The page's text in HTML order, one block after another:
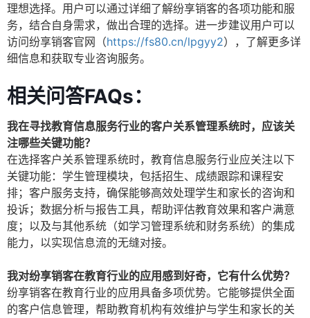
理想选择。用户可以通过详细了解纷享销客的各项功能和服
务，结合自身需求，做出合理的选择。进一步建议用户可以
访问纷享销客官网（https://fs80.cn/lpgyy2），了解更多详
细信息和获取专业咨询服务。
相关问答FAQs：
我在寻找教育信息服务行业的客户关系管理系统时，应该关
注哪些关键功能？
在选择客户关系管理系统时，教育信息服务行业应关注以下
关键功能：学生管理模块，包括招生、成绩跟踪和课程安
排；客户服务支持，确保能够高效处理学生和家长的咨询和
投诉；数据分析与报告工具，帮助评估教育效果和客户满意
度；以及与其他系统（如学习管理系统和财务系统）的集成
能力，以实现信息流的无缝对接。
我对纷享销客在教育行业的应用感到好奇，它有什么优势？
纷享销客在教育行业的应用具备多项优势。它能够提供全面
的客户信息管理，帮助教育机构有效维护与学生和家长的关